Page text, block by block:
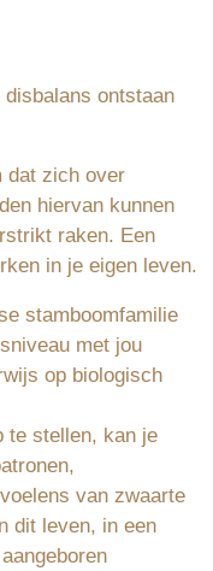
ontstaan
dat zich over
hiervan kunnen
raken. Een
in je eigen leven.
stamboomfamilie
met jou
op biologisch
te stellen, kan je
van zwaarte
dit leven, in een